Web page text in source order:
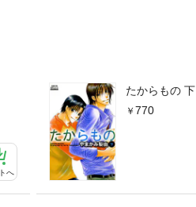
へ
たからもの 下
770